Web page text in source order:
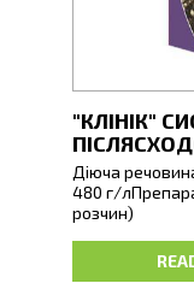
"КЛІНІК"
Діюча
480 г/
розчин)
Клінік -
суцільної дії